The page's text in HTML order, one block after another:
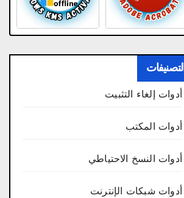
التصنيفات
أدوات إلغاء التثبيت
أدوات المكتب
أدوات النسخ الاحتياطي
أدوات شبكات الإنترنت